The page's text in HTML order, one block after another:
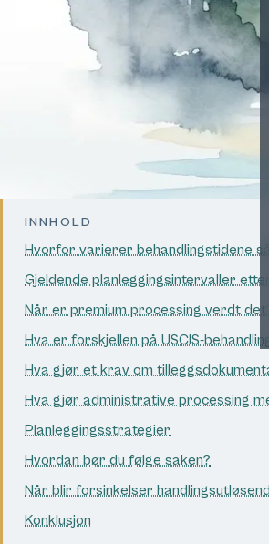
INNHOLD
Hvorfor varierer behandlingstidene
Gjeldende planleggingsintervaller
Når er premium processing verdt det?
Hva er forskjellen på USCIS-
Hva gjør et krav om
Hva gjør administrative processing
Planleggingsstrategier
Hvordan bør du følge saken?
Når blir forsinkelser
Konklusjon